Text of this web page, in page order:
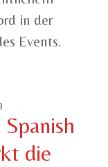
in der
Events.
die